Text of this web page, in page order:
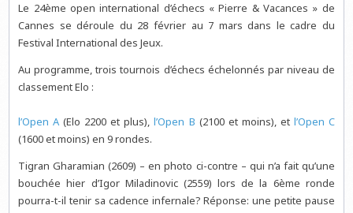
Le 24ème open international d’échecs « Pierre & Vacances » de
Cannes se déroule du 28 février au 7 mars dans le cadre du
Festival International des Jeux.
Au programme, trois tournois d’échecs échelonnés par niveau de
classement Elo :
l’Open A (Elo 2200 et plus),l’Open B (2100 et moins), et l’Open C
(1600 et moins) en 9 rondes.
Tigran Gharamian (2609) – en photo ci-contre – qui n’a fait qu’une
bouchée hier d’Igor Miladinovic (2559) lors de la 6ème ronde
pourra-t-il tenir sa cadence infernale? Réponse: une petite pause